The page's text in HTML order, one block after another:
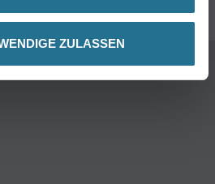
ZULASSEN